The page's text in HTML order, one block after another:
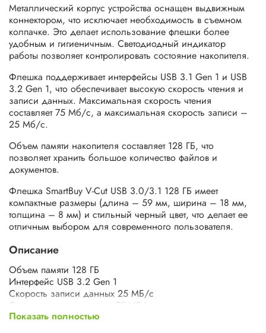
Металлический корпус устройства оснащен выдвижным
коннектором, что исключает необходимость в съемном
колпачке. Это делает использование флешки более
удобным и гигиеничным. Светодиодный индикатор
работы позволяет контролировать состояние накопителя.
Флешка поддерживает интерфейсы USB 3.1 Gen 1 и USB
3.2 Gen 1, что обеспечивает высокую скорость чтения и
записи данных. Максимальная скорость чтения
составляет 75 Мб/с, а максимальная скорость записи –
25 Мб/с.
Объем памяти накопителя составляет 128 ГБ, что
позволяет хранить большое количество файлов и
документов.
Флешка SmartBuy V-Cut USB 3.0/3.1 128 ГБ имеет
компактные размеры (длина – 59 мм, ширина – 18 мм,
толщина – 8 мм) и стильный черный цвет, что делает ее
отличным выбором для современного пользователя.
Описание
Объем памяти 128 ГБ
Интерфейс USB 3.2 Gen 1
Скорость записи данных 25 МБ/с
Скорость чтения данных 75 МБ/с
Тип flash-накопитель
Показать полностью